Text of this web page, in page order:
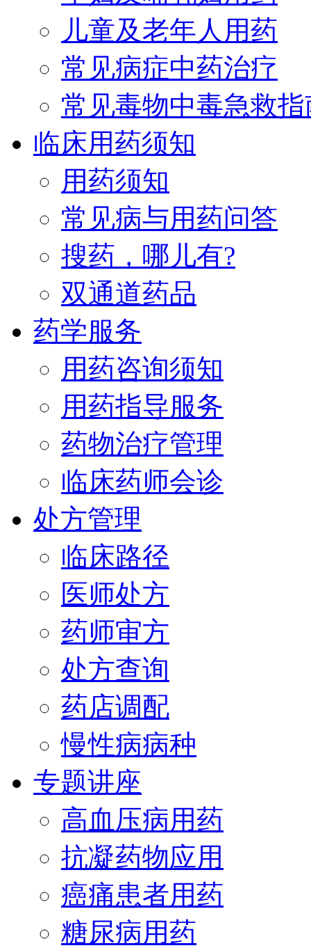
儿童及老年人用药
常见病症中药治疗
常见毒物中毒急救指
临床用药须知
用药须知
常见病与用药问答
搜药，哪儿有?
双通道药品
药学服务
用药咨询须知
用药指导服务
药物治疗管理
临床药师会诊
处方管理
临床路径
医师处方
药师审方
处方查询
药店调配
慢性病病种
专题讲座
高血压病用药
抗凝药物应用
癌痛患者用药
糖尿病用药